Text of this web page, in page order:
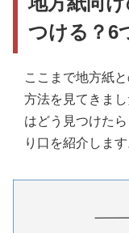
つける？6
ここまで地方紙
方法を見てきま
はどう見つけた
り口を紹介します